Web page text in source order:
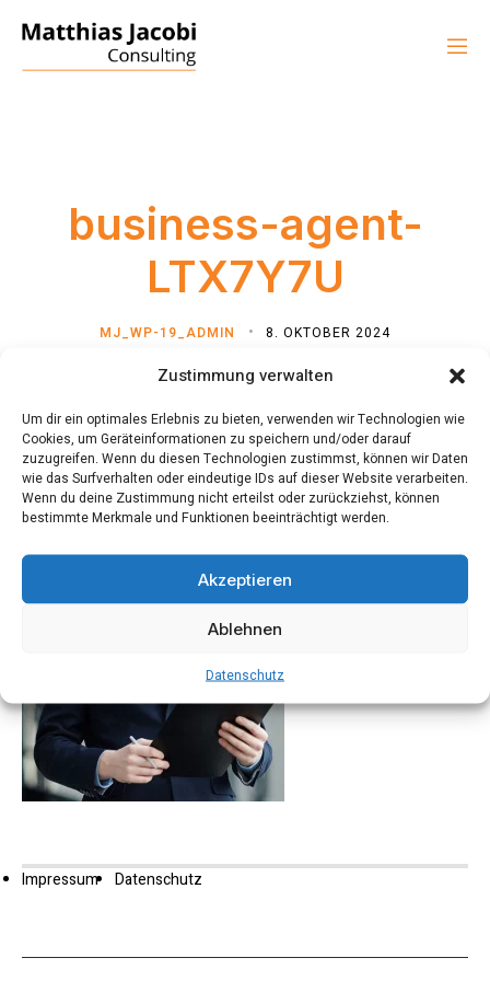
Zustimmung verwalten
Um dir ein optimales Erlebnis zu bieten, verwenden wir Technologien wie
Cookies, um Geräteinformationen zu speichern und/oder darauf
zuzugreifen. Wenn du diesen Technologien zustimmst, können wir Daten
wie das Surfverhalten oder eindeutige IDs auf dieser Website verarbeiten.
Wenn du deine Zustimmung nicht erteilst oder zurückziehst, können
bestimmte Merkmale und Funktionen beeinträchtigt werden.
Akzeptieren
Ablehnen
Datenschutz
business-agent-
LTX7Y7U
MJ_WP-19_ADMIN 8. OKTOBER 2024
Impressum Datenschutz